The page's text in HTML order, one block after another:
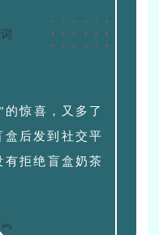
惊喜，又多了
后发到社交平
有拒绝盲盒奶茶